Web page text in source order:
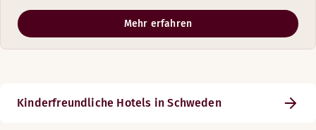
Mehr erfahren
Kinderfreundliche Hotels in Schweden